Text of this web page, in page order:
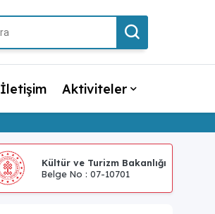
İletişim Aktiviteler
Kültür ve Turizm Bakanlığı
Belge No : 07-10701